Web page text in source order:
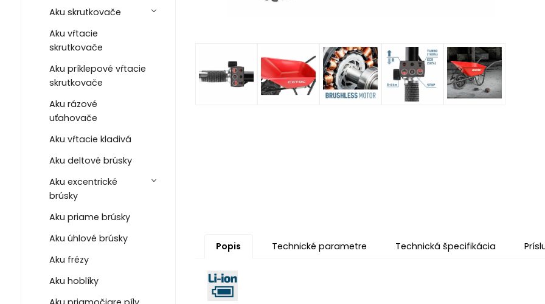
Aku skrutkovače
Aku vŕtacie
skrutkovače
Aku príklepové vŕtacie
skrutkovače
Aku rázové
uťahovače
Aku vŕtacie kladivá
Aku deltové brúsky
Aku excentrické
brúsky
Aku priame brúsky
Aku úhlové brúsky
Aku frézy
Aku hoblíky
Popis Technické parametre Technická špecifikácia